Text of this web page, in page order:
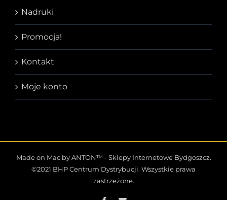
Nadruki
Promocja!
Kontakt
Moje konto
Made on Mac by ANTON™ -Sklepy Internetowe Bydgoszcz.
©2021 BHP Centrum Dystrybucji. Wszystkie prawa
zastrzeżone.